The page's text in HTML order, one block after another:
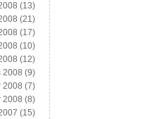
(13)
(21)
(17)
(10)
(12)
2008 (9)
2008 (7)
2008 (8)
(15)